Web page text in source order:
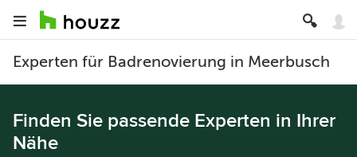
Experten für Badrenovierung in Meerbusch
Finden Sie passende Experten in Ihrer
Nähe